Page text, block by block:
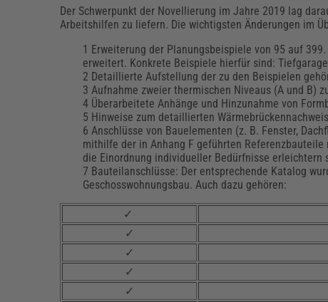
Der Schwerpunkt der Novellierung im Jahre 2019 lag
Arbeitshilfen zu liefern. Die wichtigsten Änderungen im
Erweiterung der Planungsbeispiele von 95 auf
erweitert. Konkrete Beispiele hierfür sind:
Detaillierte Aufstellung der zu den Beispielen
Aufnahme zweier thermischen Niveaus (A und B)
Überarbeitete Anhänge und Hinzunahme von
Hinweise zum detaillierten Wärmebrückennachweis
Anschlüsse von Bauelementen (z. B. Fenster,
mithilfe der in Anhang F geführten
die Einordnung individueller Bedürfnisse erleichtern
Bauteilanschlüsse: Der entsprechende Katalog
Geschosswohnungsbau. Auch dazu gehören:
✓
✓
✓
✓
✓